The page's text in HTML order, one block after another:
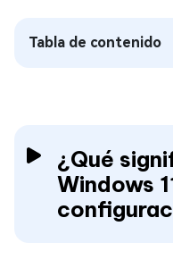
Tabla de contenido
¿Qué
Windows